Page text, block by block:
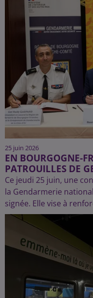
25 juin 2026
EN BOURGOGNE-
PATROUILLES DE
Ce jeudi 25 juin, une
la Gendarmerie
signée. Elle vise à